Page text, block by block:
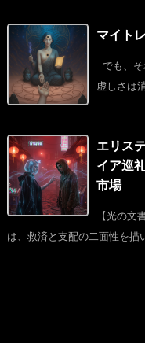
マイト
でも、
虚しさは
エリス
イア巡
市場
【光の文
は、救済と支配の二面性を描